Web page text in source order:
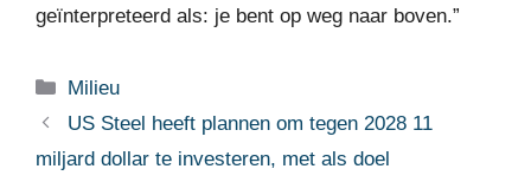
geïnterpreteerd als: je bent op weg naar boven.”
Categorieën
Milieu
US Steel heeft plannen om tegen 2028 11
miljard dollar te investeren, met als doel